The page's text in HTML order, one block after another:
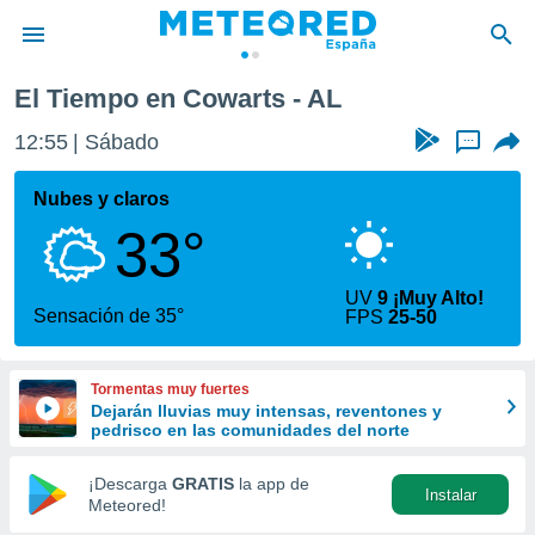
de
por
que se
calidad.
a este
las
y
forma
digital
basada
El Tiempo en Cowarts - AL
12:55 Sábado ...
Nubes y claros
33°
Sensación de 35°
UV9 ¡Muy Alto!
FPS25-50
Tormentas muy fuertes
Dejarán lluvias muy intensas, reventones y
pedrisco en las comunidades del norte
¡Descarga GRATIS la app de
Meteored!
Instalar